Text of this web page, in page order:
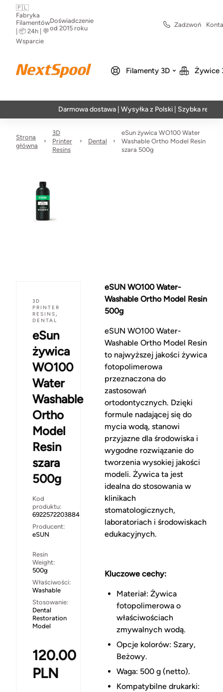
🇵🇱
Fabryka
Filamentów
| 📦 24h | 💬
Wsparcie
Doświadczenie
od 2015 roku
Zadzwoń
Filamenty 3D Żywice
Darmowa dostawa | Wysyłka z Polski | Szybka realizacja w
Strona
główna
3D
Printer
Resins
Dental
eSun żywica WO100 Water
Washable Ortho Model Resin
szara 500g
3D
PRINTER
RESINS,
DENTAL
eSun
żywica
WO100
Water
Washable
Ortho
Model
Resin
szara
500g
Kod
produktu:
6922572203884
Producent:
eSUN
Resin
Weight:
500g
Właściwości:
Washable
Stosowanie:
Dental
Restoration
Model
120.00
PLN
eSUN WO100 Water-
Washable Ortho Model Resin
500g
eSUN WO100 Water-
Washable Ortho Model Resin
to najwyższej jakości żywica
fotopolimerowa
przeznaczona do
zastosowań
ortodontycznych. Dzięki
formule nadającej się do
mycia wodą, stanowi
przyjazne dla środowiska i
wygodne rozwiązanie do
tworzenia wysokiej jakości
modeli. Żywica ta jest
idealna do stosowania w
klinikach
stomatologicznych,
laboratoriach i środowiskach
edukacyjnych.
Kluczowe cechy:
Materiał: Żywica
fotopolimerowa o
właściwościach
zmywalnych wodą.
Opcje kolorów: Szary,
Beżowy.
Waga: 500 g (netto).
Kompatybilne drukarki: